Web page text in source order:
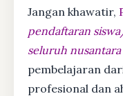
Jangan khawatir,
pendaftaran
seluruh
pembelajaran
profesional dan